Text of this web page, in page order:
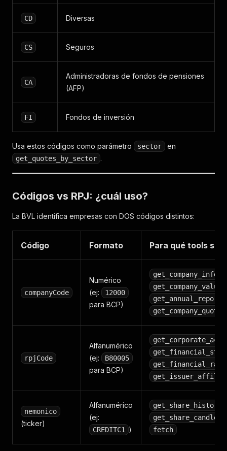
CD Diversas
CS Seguros
CA
Administradoras de fondos de pensiones
(AFP)
FI Fondos de inversión
Usa estos códigos como parámetro sector en
get_quotes_by_sector .
Códigos vs RPJ: ¿cuál uso?
La BVL identifica empresas con DOS códigos distintos:
Código Formato Para qué tools
companyCode
Numérico
(ej:
12000
para BCP)
get_company_info
get_company_value
get_annual_reports
get_company_quote
rpjCode
Alfanumérico
(ej:
B80005
para BCP)
nemonico
(ticker)
Alfanumérico
(ej:
CREDITC1 )
get_share_history
get_share_candles
fetch